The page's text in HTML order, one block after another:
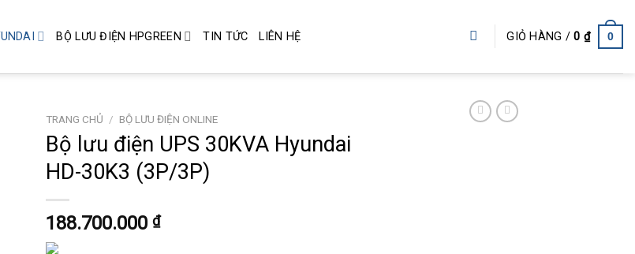
BỘ LƯU ĐIỆN HPGREEN TIN TỨC LIÊN HỆ GIỎ HÀNG /0₫ 0
TRANG CHỦ / BỘ LƯU ĐIỆN ONLINE
Bộ lưu điện UPS 30KVA Hyundai
HD-30K3 (3P/3P)
188.700.000 ₫